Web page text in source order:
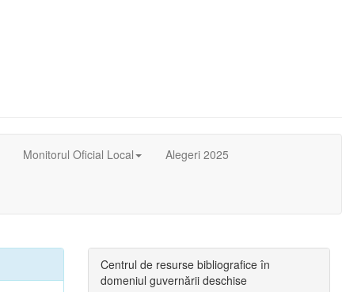
Monitorul Oficial Local Alegeri 2025
Centrul de resurse bibliografice în
domeniul guvernării deschise